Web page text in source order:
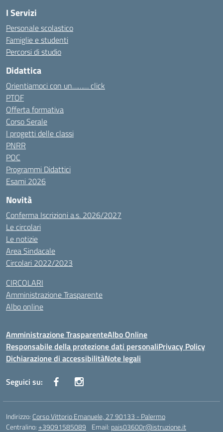
I Servizi
Personale scolastico
Famiglie e studenti
Percorsi di studio
Didattica
Orientiamoci con un……… click
PTOF
Offerta formativa
Corso Serale
I progetti delle classi
PNRR
POC
Programmi Didattici
Esami 2026
Novità
Conferma Iscrizioni a.s. 2026/2027
Le circolari
Le notizie
Area Sindacale
Circolari 2022/2023
CIRCOLARI
Amministrazione Trasparente
Albo online
Amministrazione TrasparenteAlbo Online
Responsabile della protezione dati personaliPrivacy Policy
Dichiarazione di accessibilitàNote legali
Seguici su:
Indirizzo: Corso Vittorio Emanuele, 27 90133 - Palermo
Centralino:+39091585089 Email: pais03600r@istruzione.it